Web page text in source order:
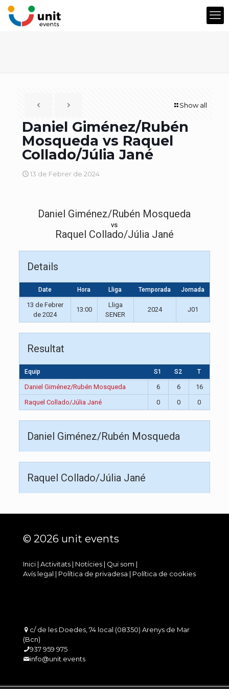
Show all
Daniel Giménez/Rubén
Mosqueda vs Raquel
Collado/Júlia Jané
13 de Febrer de 2024
Daniel Giménez/Rubén Mosqueda
vs
Raquel Collado/Júlia Jané
Details
Date Hora Lliga Temporada Jornada
13 de Febrer
de 2024
13:00
Lliga
SENER
2024 J01
Resultat
Equip S1 S2 T
Daniel Giménez/Rubén Mosqueda 6 6
16
Raquel Collado/Júlia Jané
0 0 0
Daniel Giménez/Rubén Mosqueda
Raquel Collado/Júlia Jané
© 2026 unit events
Inici | Activitats | Notícies | Qui som |
Avís legal | Política de privadesa | Política de cookies
c/ de les Doedes, 74 local (08350) Arenys de Mar
(Bcn)
937 959 975
info@unit.events